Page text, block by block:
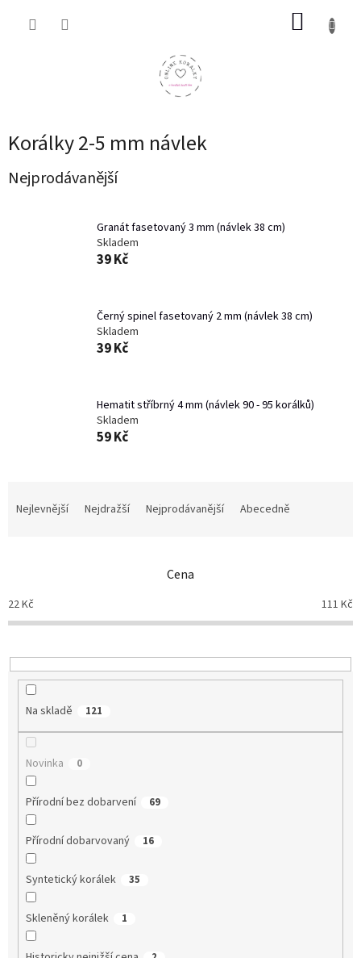
Korálky 2-5 mm návlek
Nejprodávanější
Granát fasetovaný 3 mm (návlek 38 cm)
Skladem
39 Kč
Černý spinel fasetovaný 2 mm (návlek 38 cm)
Skladem
39 Kč
Hematit stříbrný 4 mm (návlek 90 - 95 korálků)
Skladem
59 Kč
p
r
o
u
Nejlevnější Nejdražší Nejprodávanější Abecedně
Cena
22Kč 111 Kč
Na skladě 121
Novinka 0
Přírodní bez dobarvení 69
Přírodní dobarvovaný 16
Syntetický korálek 35
Skleněný korálek 1